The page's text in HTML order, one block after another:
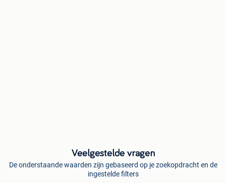
Veelgestelde vragen
De onderstaande waarden zijn gebaseerd op je zoekopdracht en de
ingestelde filters